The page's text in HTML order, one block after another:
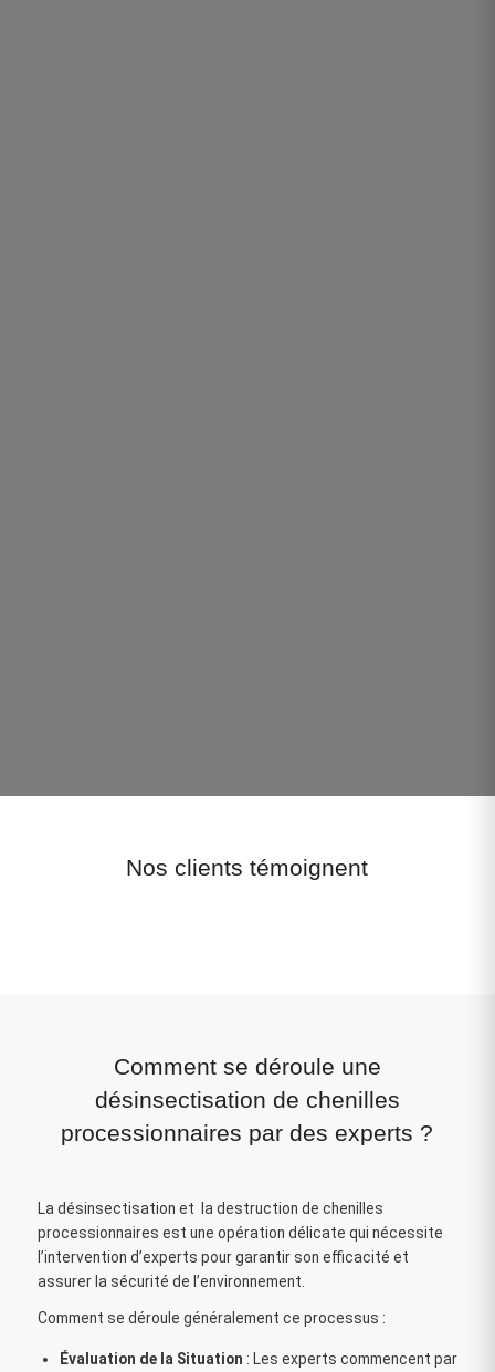
Nos clients témoignent
Comment se déroule une
désinsectisation de chenilles
processionnaires par des experts ?
La désinsectisation et la destruction de chenilles
processionnaires est une opération délicate qui nécessite
l’intervention d’experts pour garantir son efficacité et
assurer la sécurité de l’environnement.
Comment se déroule généralement ce processus :
Évaluation de la Situation : Les experts commencent par